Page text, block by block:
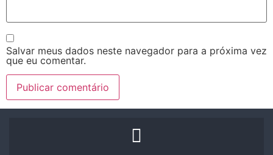
Salvar meus dados neste navegador para a próxima vez
que eu comentar.